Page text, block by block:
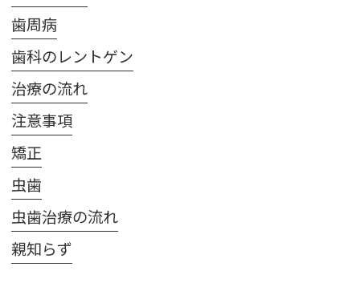
歯周病
歯科のレントゲン
治療の流れ
注意事項
矯正
虫歯
虫歯治療の流れ
親知らず